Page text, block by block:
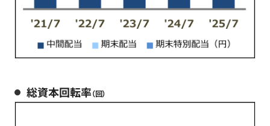
総資本回転率（回）